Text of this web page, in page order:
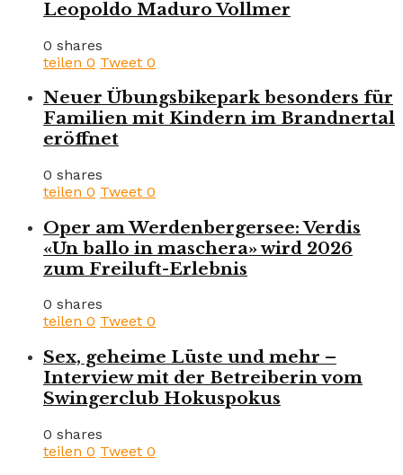
Leopoldo Maduro Vollmer
0 shares
teilen 0 Tweet 0
Neuer Übungsbikepark besonders für
Familien mit Kindern im Brandnertal
eröffnet
0 shares
teilen 0 Tweet 0
Oper am Werdenbergersee: Verdis
«Un ballo in maschera» wird 2026
zum Freiluft-Erlebnis
0 shares
teilen 0 Tweet 0
Sex, geheime Lüste und mehr –
Interview mit der Betreiberin vom
Swingerclub Hokuspokus
0 shares
teilen 0 Tweet 0